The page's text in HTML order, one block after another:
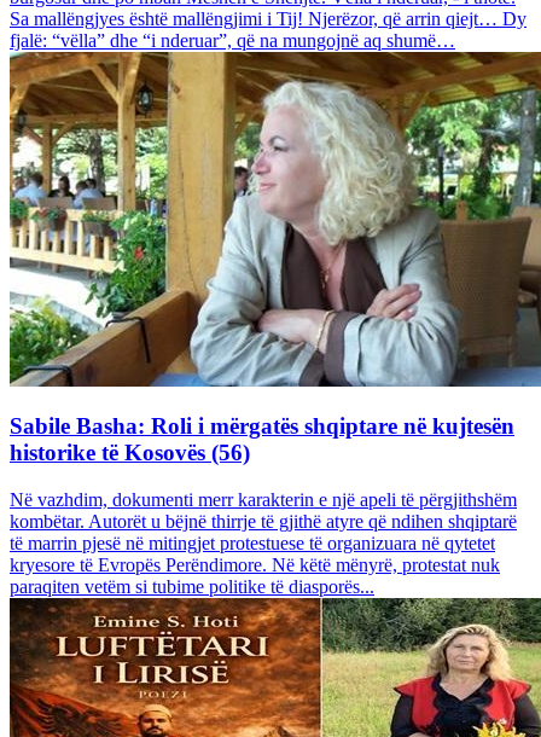
Sa mallëngjyes është mallëngjimi i Tij! Njerëzor, që arrin qiejt… Dy
fjalë: “vëlla” dhe “i nderuar”, që na mungojnë aq shumë…
Sabile Basha: Roli i mërgatës shqiptare në kujtesën
historike të Kosovës (56)
Në vazhdim, dokumenti merr karakterin e një apeli të përgjithshëm
kombëtar. Autorët u bëjnë thirrje të gjithë atyre që ndihen shqiptarë
të marrin pjesë në mitingjet protestuese të organizuara në qytetet
kryesore të Evropës Perëndimore. Në këtë mënyrë, protestat nuk
paraqiten vetëm si tubime politike të diasporës...